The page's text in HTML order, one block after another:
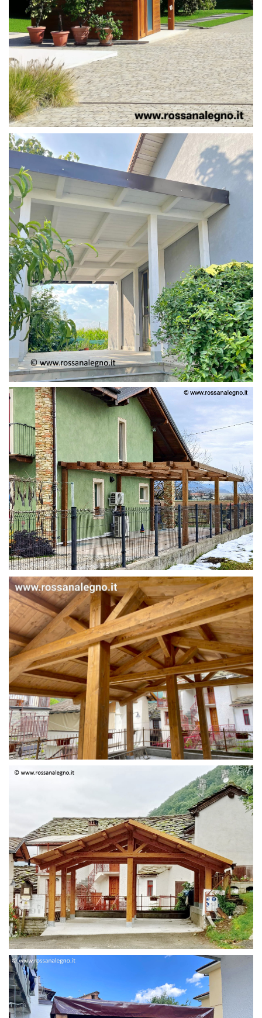
PERGOLA ADOSSATA
STRUTTURA IN ABETE LAMELLARE
STRUTTURA DUE FALDE